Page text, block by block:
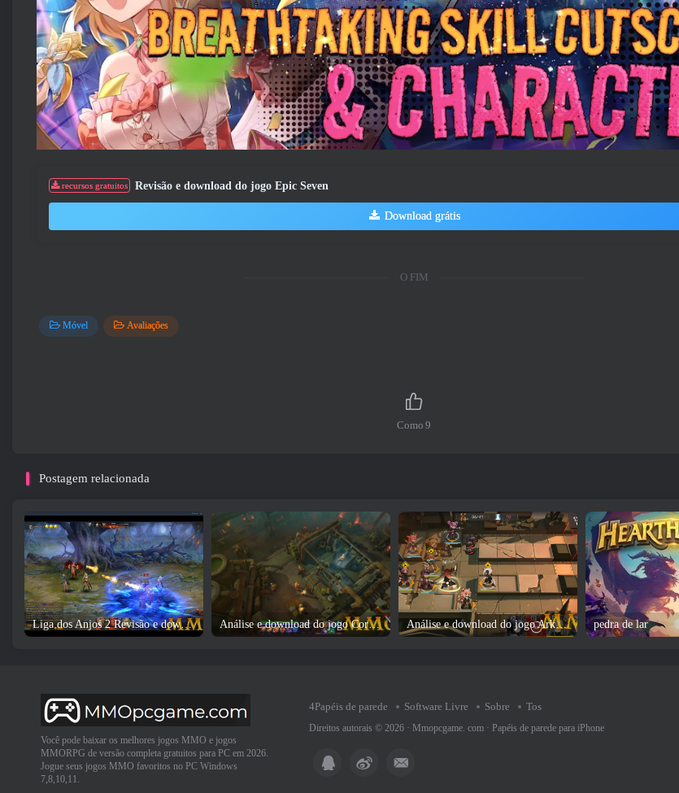
recursos gratuitos Revisão e download do jogo Epic Seven
Download grátis
O FIM
Móvel Avaliações
Como 9
Postagem relacionada
Liga dos Anjos 2 Revisão e download do jogo Análise e download do jogo Corepunk Análise e download do jogo Arknights pedra de lar
Você pode baixar os melhores jogos MMO e jogos
MMORPG de versão completa gratuitos para PC em 2026.
Jogue seus jogos MMO favoritos no PC Windows
7,8,10,11.
4Papéis de parede Software Livre Sobre Tos
Direitos autorais © 2026 · Mmopcgame. com · Papéis de parede para iPhone